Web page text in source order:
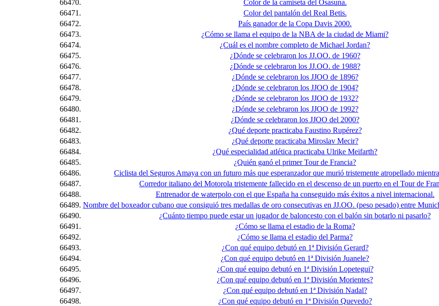
66470.
Color de la camiseta del Osasuna.
66471.
Color del pantalón del Real Betis.
66472.
País ganador de la Copa Davis 2000.
66473.
¿Cómo se llama el equipo de la NBA de la ciudad de Miami?
66474.
¿Cuál es el nombre completo de Michael Jordan?
66475.
¿Dónde se celebraron los JJ.OO. de 1960?
66476.
¿Dónde se celebraron los JJ.OO. de 1988?
66477.
¿Dónde se celebraron los JJOO de 1896?
66478.
¿Dónde se celebraron los JJOO de 1904?
66479.
¿Dónde se celebraron los JJOO de 1932?
66480.
¿Dónde se celebraron los JJOO de 1992?
66481.
¿Dónde se celebraron los JJOO del 2000?
66482.
¿Qué deporte practicaba Faustino Rupérez?
66483.
¿Qué deporte practicaba Miroslav Mecir?
66484.
¿Qué especialidad atlética practicaba Ulrike Meifarth?
66485.
¿Quién ganó el primer Tour de Francia?
66486.
Ciclista del Seguros Amaya con un futuro más que esperanzador que murió tristemente atropellado
66487.
Corredor italiano del Motorola tristemente fallecido en el descenso de un puerto en el Tour de
66488.
Entrenador de waterpolo con el que España ha conseguido más éxitos a nivel internacional.
66489. Nombre del boxeador cubano que consiguió tres medallas de oro consecutivas en JJ.OO. (peso pesado) entre
66490.
¿Cuánto tiempo puede estar un jugador de baloncesto con el balón sin botarlo ni pasarlo?
66491.
¿Cómo se llama el estadio de la Roma?
66492.
¿Cómo se llama el estadio del Parma?
66493.
¿Con qué equipo debutó en 1ª División Gerard?
66494.
¿Con qué equipo debutó en 1ª División Juanele?
66495.
¿Con qué equipo debutó en 1ª División Lopetegui?
66496.
¿Con qué equipo debutó en 1ª División Morientes?
66497.
¿Con qué equipo debutó en 1ª División Nadal?
66498.
¿Con qué equipo debutó en 1ª División Quevedo?